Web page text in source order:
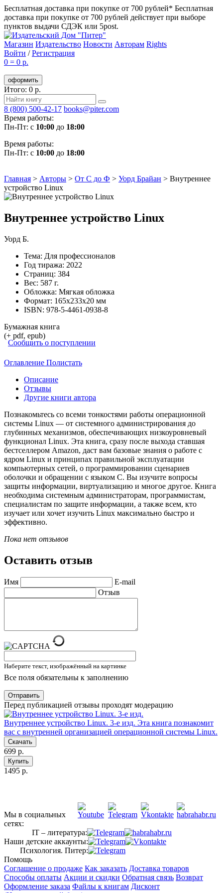
Бесплатная доставка при покупке от 700 рублей* Бесплатная
доставка при покупке от 700 рублей действует при выборе
пунктов выдачи СДЭК или 5post.
Магазин Издательство Новости Авторам Rights
Войти /Регистрация
0 = 0 р.
оформить
Итого: 0 р.
8 (800) 500-42-17 books@piter.com
Время работы:
Пн-Пт: с 10:00 до 18:00
Время работы:
Пн-Пт: с 10:00 до 18:00
Главная > Авторы > От С до Ф > Уорд Брайан > Внутреннее
устройство Linux
Внутреннее устройство Linux
Уорд Б.
Тема: Для профессионалов
Год тиража: 2022
Страниц: 384
Вес: 587 г.
Обложка: Мягкая обложка
Формат: 165х233х20 мм
ISBN: 978-5-4461-0938-8
Бумажная книга
(+ pdf, epub)
Сообщить о поступлении
Оглавление Полистать
Описание
Отзывы
Другие книги автора
Познакомьтесь со всеми тонкостями работы операционной
системы Linux — от системного администрирования до
глубинных механизмов, обеспечивающих низкоуровневый
функционал Linux. Эта книга, сразу после выхода ставшая
бестселлером Amazon, даст вам базовые знания о работе с
ядром Linux и принципах правильной эксплуатации
компьютерных сетей, о программировании сценариев
оболочки и обращении с языком С. Вы изучите вопросы
защиты информации, виртуализацию и многое другое. Книга
необходима системным администраторам, программистам,
специалистам по защите информации, а также всем, кто
изучает или хочет изучить Linux максимально быстро и
эффективно.
Пока нет отзывов
Оставить отзыв
Имя
E-mail
Отзыв
Наберите текст, изображённый на картинке
Все поля обязательны к заполнению
Отправить
Перед публикацией отзывы проходят модерацию
Внутреннее устройство Linux. 3-е изд. Эта книга познакомит
вас с внутренней организацией операционной системы Linux.
Скачать
699 р.
Купить
1495 р.
Мы в социальных
сетях:
IT – литература:
Наши детские аккаунты:
Психология. Питер:
Помощь
Соглашение о продаже Как заказать Доставка товаров
Способы оплаты Акции и скидки Обратная связь Возврат
Оформление заказа Файлы к книгам Дисконт